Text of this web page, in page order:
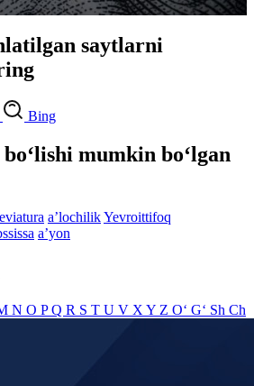
saytlarni
Bing
mumkin bo‘lgan
aʼlochilikYevroittifoq
aʼyon
N O PQ R S T U V X Y Z O‘ G‘ Sh Ch